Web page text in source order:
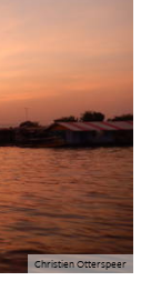
Christien Otterspeer